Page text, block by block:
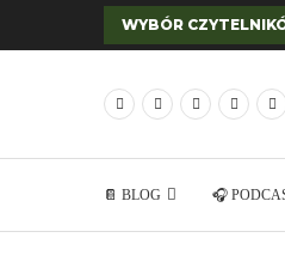
WYBÓR
📔 BLOG 🎧